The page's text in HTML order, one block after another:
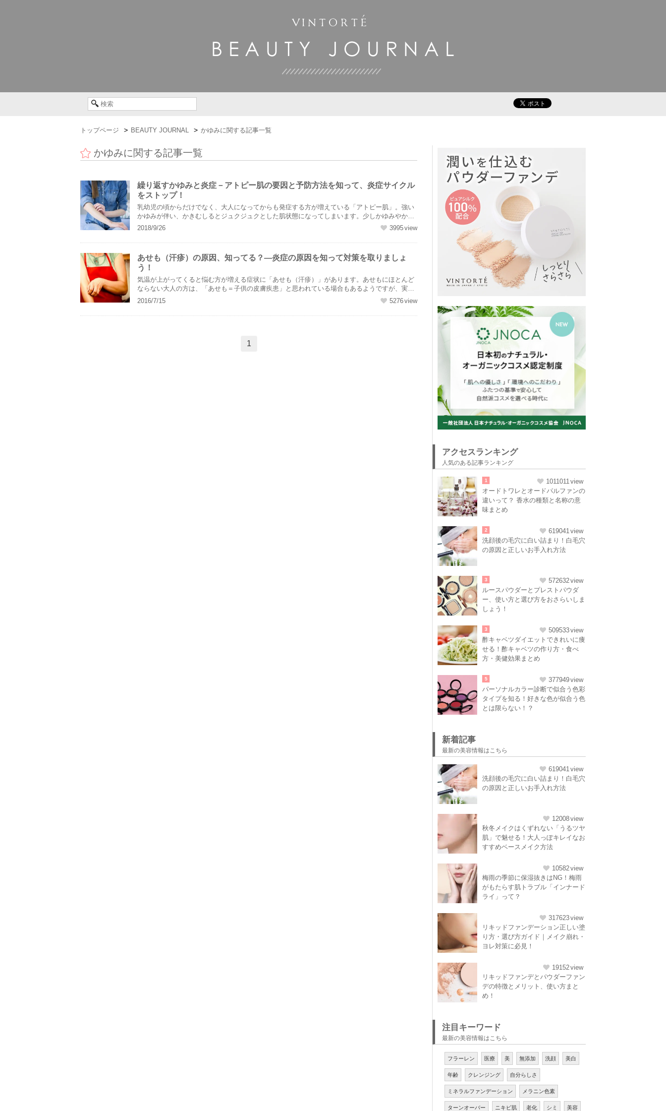
トップページ BEAUTY JOURNAL かゆみに関する記事一覧
かゆみに関する記事一覧
繰り返すかゆみと炎症－アトピー肌の要因と予防方法を知って、炎症サイクル
をストップ！
乳幼児の頃からだけでなく、大人になってからも発症する方が増えている「アトピー肌」。強い
かゆみが伴い、かきむしるとジュクジュクとした肌状態になってしまいます。少しかゆみやかぶ
れが改善されても、何らかのき......
2018/9/26 3995
あせも（汗疹）の原因、知ってる？―炎症の原因を知って対策を取りましょ
う！
気温が上がってくると悩む方が増える症状に「あせも（汗疹）」があります。あせもにほとんど
ならない大人の方は、「あせも＝子供の皮膚疾患」と思われている場合もあるようですが、実際
は年齢に関わらず、煩わされて......
2016/7/15 5276
1
アクセスランキング
人気のある記事ランキング
1
1011011
オードトワレとオードパルファンの
違いって？ 香水の種類と名称の意
味まとめ
2
619041
洗顔後の毛穴に白い詰まり！白毛穴
の原因と正しいお手入れ方法
3
572632
ルースパウダーとプレストパウダ
ー、使い方と選び方をおさらいしま
しょう！
3
509533
酢キャベツダイエットできれいに痩
せる！酢キャベツの作り方・食べ
方・美健効果まとめ
5
377949
パーソナルカラー診断で似合う色彩
タイプを知る！好きな色が似合う色
とは限らない！？
新着記事
最新の美容情報はこちら
619041
洗顔後の毛穴に白い詰まり！白毛穴
の原因と正しいお手入れ方法
12008
秋冬メイクはくずれない「うるツヤ
肌」で魅せる！大人っぽキレイなお
すすめベースメイク方法
10582
梅雨の季節に保湿抜きはNG！梅雨
がもたらす肌トラブル「インナード
ライ」って？
317623
リキッドファンデーション正しい塗
り方・選び方ガイド｜メイク崩れ・
ヨレ対策に必見！
19152
リキッドファンデとパウダーファン
デの特徴とメリット、使い方まと
め！
注目キーワード
最新の美容情報はこちら
フラーレン 医療 美 無添加 洗顔 美白
年齢 クレンジング 自分らしさ
ミネラルファンデーション メラニン色素
ターンオーバー ニキビ肌 老化 シミ 美容